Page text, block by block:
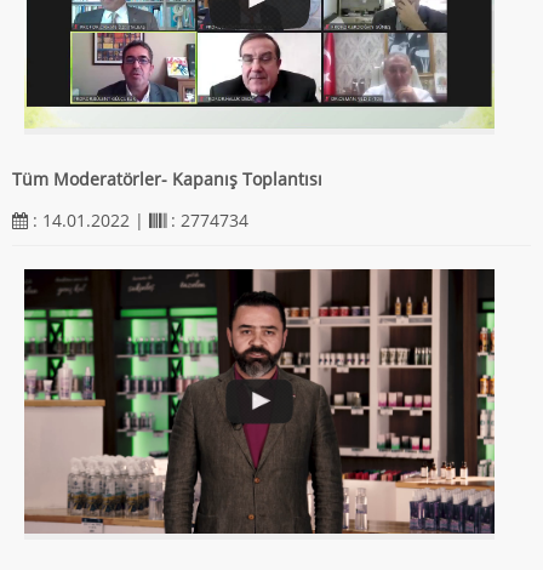
Tüm Moderatörler- Kapanış Toplantısı
: 14.01.2022 |
: 2774734